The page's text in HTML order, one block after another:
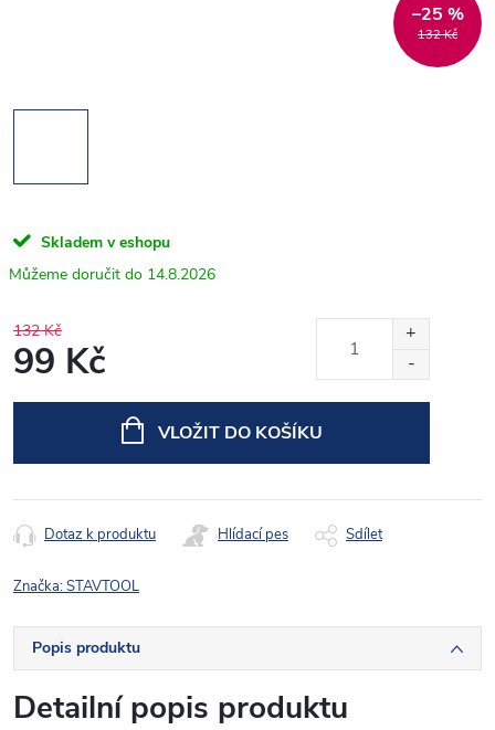
132 Kč
–25 %
Skladem v eshopu
14.8.2026
132 Kč
99 Kč
VLOŽIT DO KOŠÍKU
Dotaz k produktu Hlídací pes Sdílet
Značka:STAVTOOL
Popis produktu
Detailní popis produktu